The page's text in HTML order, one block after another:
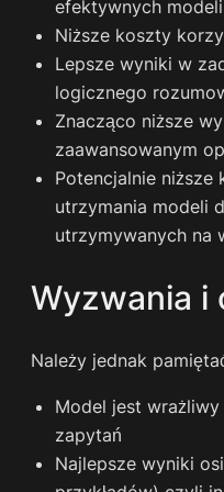
efektywnych modeli
Niższe koszty
Lepsze wyniki w
logicznego
Znacząco niższe
zaawansowanym
Potencjalnie niższe
utrzymania modeli
utrzymywanych na
Wyzwania i
Należy jednak
Model jest wrażliwy
zapytań
Najlepsze wyniki